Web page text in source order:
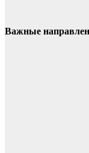
Важные